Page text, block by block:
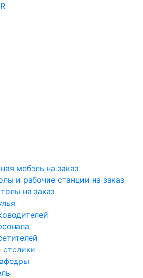
мебель на заказ
и рабочие станции на заказ
на заказ